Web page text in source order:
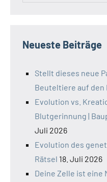
Neueste Beiträge
Stellt dieses neue
Beuteltiere auf den
Evolution vs.
Blutgerinnung |
Juli 2026
Evolution des
Rätsel 18. Juli 2026
Deine Zelle ist eine